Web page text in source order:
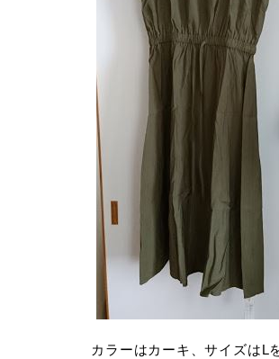
カラーはカーキ、サイズはL